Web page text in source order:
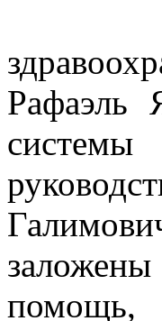
- За
Рафаэль